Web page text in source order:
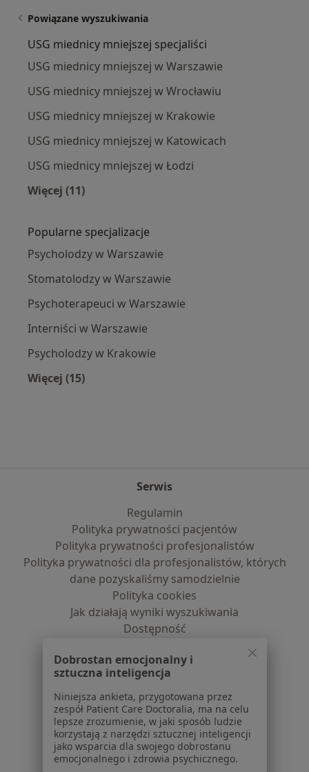
Powiązane wyszukiwania
USG miednicy mniejszej specjaliści
USG miednicy mniejszej w Warszawie
USG miednicy mniejszej w Wrocławiu
USG miednicy mniejszej w Krakowie
USG miednicy mniejszej w Katowicach
USG miednicy mniejszej w Łodzi
Więcej (11)
Popularne specjalizacje
Psycholodzy w Warszawie
Stomatolodzy w Warszawie
Psychoterapeuci w Warszawie
Interniści w Warszawie
Psycholodzy w Krakowie
Więcej (15)
Serwis
Regulamin
Polityka prywatności pacjentów
Polityka prywatności profesjonalistów
Polityka prywatności dla profesjonalistów, których
dane pozyskaliśmy samodzielnie
Polityka cookies
Jak działają wyniki wyszukiwania
Dostępność
Praca Rekrutujemy!
Partnerzy
Centrum prasowe
Kontakt
Dla pacjentów
Lekarze
Dobrostan emocjonalny i
sztuczna inteligencja
Niniejsza ankieta, przygotowana przez
zespół Patient Care Doctoralia, ma na celu
lepsze zrozumienie, w jaki sposób ludzie
korzystają z narzędzi sztucznej inteligencji
jako wsparcia dla swojego dobrostanu
emocjonalnego i zdrowia psychicznego.